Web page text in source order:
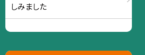
しみました